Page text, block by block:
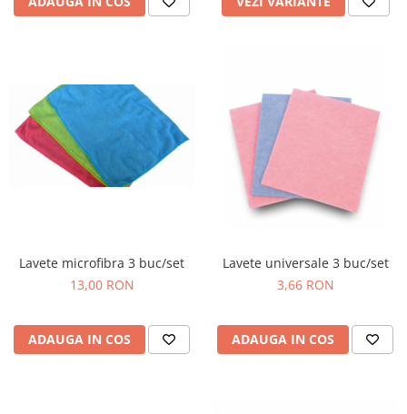
Lavete microfibra 3 buc/set
13,00 RON
ADAUGA IN COS
Lavete universale 3 buc/set
3,66 RON
ADAUGA IN COS